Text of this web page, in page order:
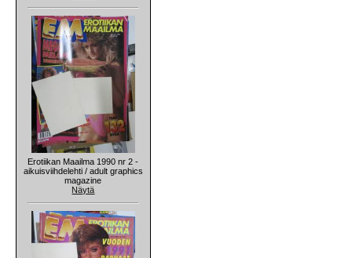
Erotiikan Maailma 1990 nr 2 -
aikuisviihdelehti / adult graphics
magazine
Näytä